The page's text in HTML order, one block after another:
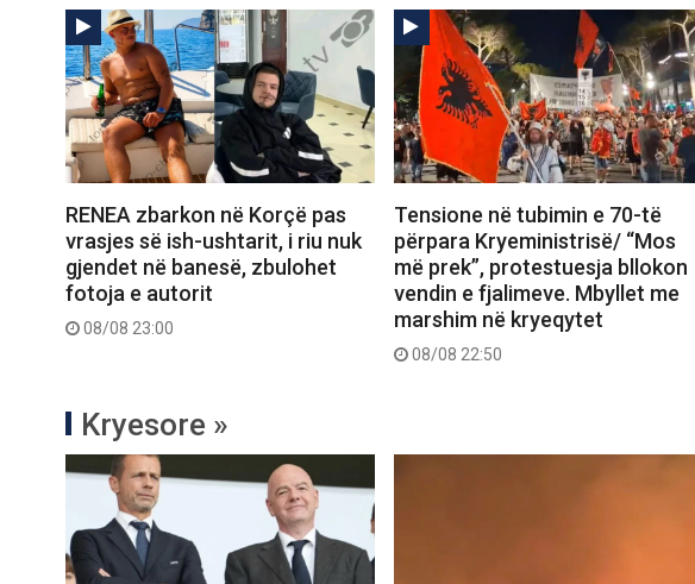
RENEA zbarkon në Korçë pas
vrasjes së ish-ushtarit, i riu nuk
gjendet në banesë, zbulohet
fotoja e autorit
08/08 23:00
Tensione në tubimin e 70-të
përpara Kryeministrisë/ “Mos
më prek”, protestuesja bllokon
vendin e fjalimeve. Mbyllet me
marshim në kryeqytet
08/08 22:50
Kryesore »